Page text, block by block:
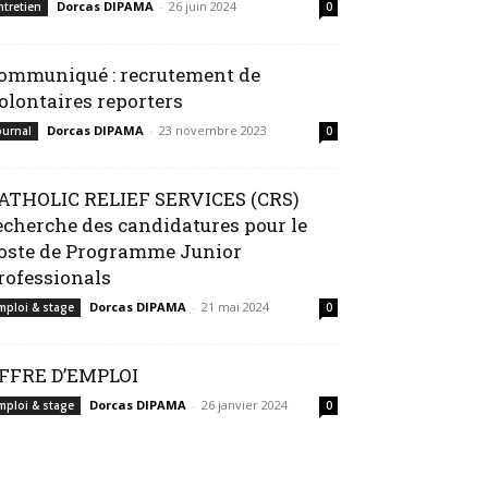
Dorcas DIPAMA - 26 juin 2024 0
: recrutement de
reporters
Dorcas DIPAMA - 23 novembre 2023 0
RELIEF SERVICES (CRS)
des candidatures pour le
de Programme Junior
& stage Dorcas DIPAMA - 21 mai 2024 0
D’EMPLOI
& stage Dorcas DIPAMA - 26 janvier 2024 0